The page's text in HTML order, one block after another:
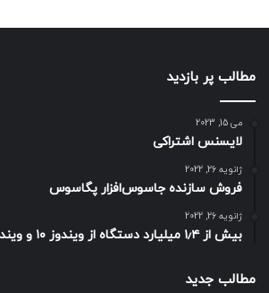
مطالب پر بازدید
می 15, 2023
لایسنس اشتراکی
ژانویه 26, 2022
فروش سازنده جاسوس‌افزار پگاسوس
ژانویه 26, 2022
بیش از ۱٫۴ میلیارد دستگاه از ویندوز ۱۰ و ویندوز ۱۱ استفاده می‌کنند
مطالب جدید